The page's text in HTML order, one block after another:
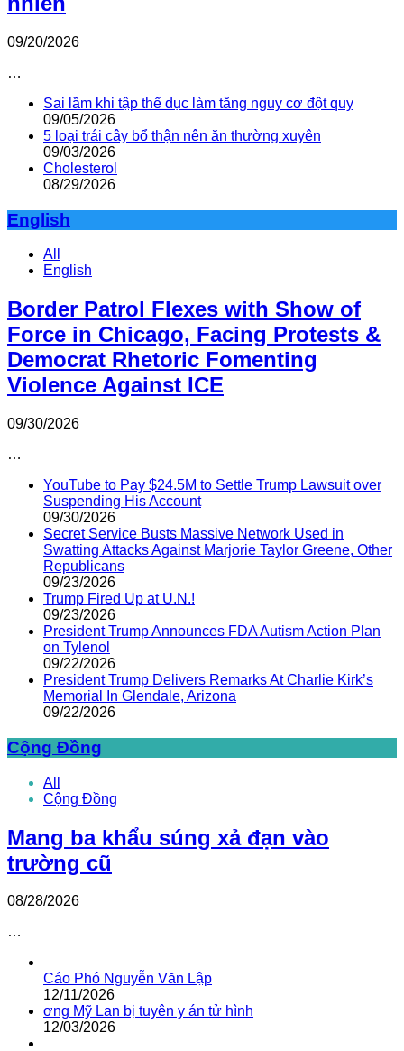
09/20/2026
…
Sai lầm khi tập thể dục làm tăng nguy cơ đột quỵ
09/05/2026
5 loại trái cây bổ thận nên ăn thường xuyên
09/03/2026
Cholesterol
08/29/2026
English
All
English
Border Patrol Flexes with Show of
Force in Chicago, Facing Protests &
Democrat Rhetoric Fomenting
Violence Against ICE
09/30/2026
…
YouTube to Pay $24.5M to Settle Trump Lawsuit over
Suspending His Account
09/30/2026
Secret Service Busts Massive Network Used in
Swatting Attacks Against Marjorie Taylor Greene, Other
Republicans
09/23/2026
Trump Fired Up at U.N.!
09/23/2026
President Trump Announces FDA Autism Action Plan
on Tylenol
09/22/2026
President Trump Delivers Remarks At Charlie Kirk’s
Memorial In Glendale, Arizona
09/22/2026
Cộng Đồng
All
Cộng Đồng
Mang ba khẩu súng xả đạn vào
trường cũ
08/28/2026
…
Cáo Phó Nguyễn Văn Lập
12/11/2026
ơng Mỹ Lan bị tuyên y án tử hình
12/03/2026